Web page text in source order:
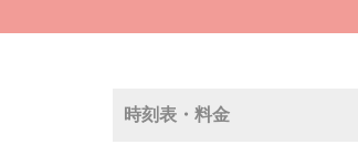
時刻表・料金